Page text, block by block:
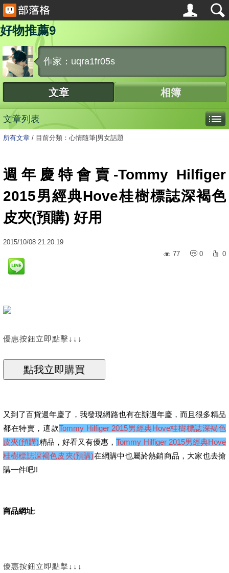
好物推薦9
作家：uqra1fr05s
文章 相簿
文章列表
所有文章 / 目前分類：心情隨筆|男女話題
週年慶特會賣-Tommy Hilfiger
2015男經典Hove桂樹標誌深褐色
皮夾(預購) 好用
2015/10/08 21:20:19
77
0 0
優惠按鈕立即點擊↓↓↓
又到了百貨週年慶了，我發現網路也有在辦週年慶，而且很多精品
都在特賣，這款Tommy Hilfiger 2015男經典Hove桂樹標誌深褐色
皮夾(預購)精品，好看又有優惠，Tommy Hilfiger 2015男經典Hove
桂樹標誌深褐色皮夾(預購)在網購中也屬於熱銷商品，大家也去搶
購一件吧!!
商品網址:
優惠按鈕立即點擊↓↓↓